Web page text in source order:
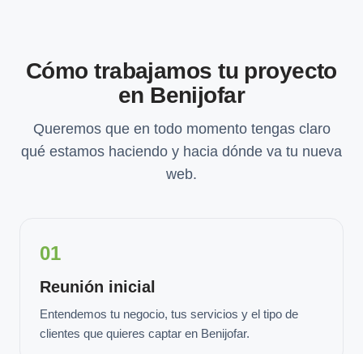
Cómo trabajamos tu proyecto
en Benijofar
Queremos que en todo momento tengas claro
qué estamos haciendo y hacia dónde va tu nueva
web.
01
Reunión inicial
Entendemos tu negocio, tus servicios y el tipo de
clientes que quieres captar en Benijofar.